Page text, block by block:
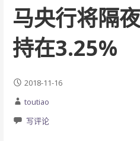
马央行将隔
持在3.25%
2018-11-16
toutiao
写评论